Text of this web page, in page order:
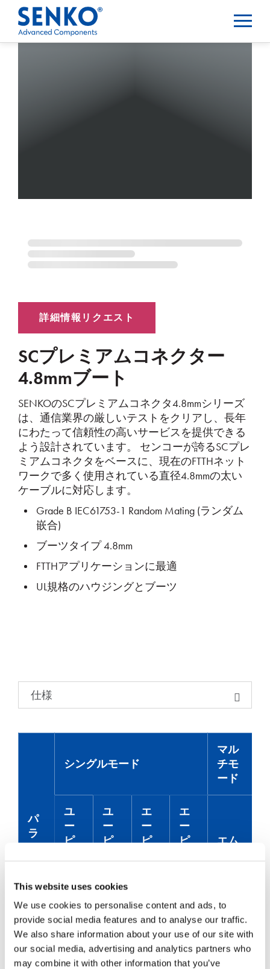
This website uses cookies
We use cookies to personalise content and ads, to
provide social media features and to analyse our traffic.
We also share information about your use of our site with
our social media, advertising and analytics partners who
may combine it with other information that you’ve
SCプレミアムコネクター
4.8mmブート
SENKOのSCプレミアムコネクタ4.8mmシリーズ
は、通信業界の厳しいテストをクリアし、長年
にわたって信頼性の高いサービスを提供できる
よう設計されています。 センコーが誇るSCプレ
ミアムコネクタをベースに、現在のFTTHネット
ワークで多く使用されている直径4.8mmの太い
ケーブルに対応します。
Grade B IEC61753-1 Random Mating (ランダム
嵌合)
ブーツタイプ 4.8mm
FTTHアプリケーションに最適
UL規格のハウジングとブーツ
仕様
パ
ラ
メ
シングルモード
マル
チモ
ード
ユ
ー
ピ
ー
ユ
ー
ピ
ー
エ
ー
ピ
エ
ー
ピ
エム
低
損
失
標
準
低
損
失
標
準
標準